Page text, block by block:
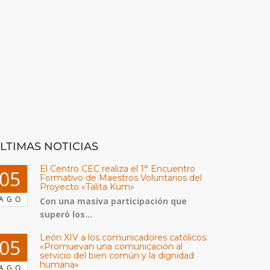
NOTICIAS
El Centro CEC realiza el 1° Encuentro
Formativo de Maestros Voluntarios del
Proyecto «Talita Kum»
Con una masiva participación que
superó los...
León XIV a los comunicadores católicos:
«Promuevan una comunicación al
servicio del bien común y la dignidad
humana»